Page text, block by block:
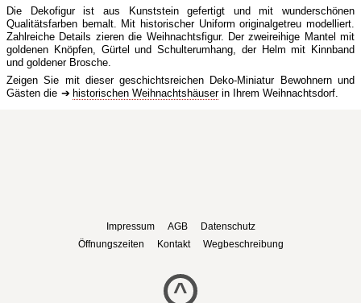
Die Dekofigur ist aus Kunststein gefertigt und mit wunderschönen
Qualitätsfarben bemalt. Mit historischer Uniform originalgetreu modelliert.
Zahlreiche Details zieren die Weihnachtsfigur. Der zweireihige Mantel mit
goldenen Knöpfen, Gürtel und Schulterumhang, der Helm mit Kinnband
und goldener Brosche.
Zeigen Sie mit dieser geschichtsreichen Deko-Miniatur Bewohnern und
Gästen die
historischen Weihnachtshäuserin Ihrem Weihnachtsdorf.
Impressum AGB
Datenschutz
Öffnungszeiten
Kontakt Wegbeschreibung
^